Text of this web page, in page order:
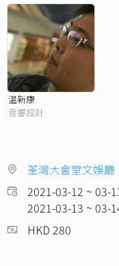
温新康
音響設計
荃灣大會堂文娛廳
2021-03-12 ~ 03-
2021-03-13 ~ 03-
HKD 280